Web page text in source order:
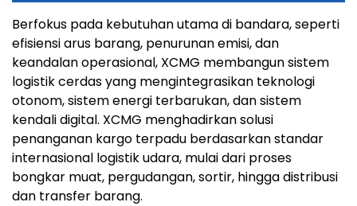
Berfokus pada kebutuhan utama di bandara, seperti
efisiensi arus barang, penurunan emisi, dan
keandalan operasional, XCMG membangun sistem
logistik cerdas yang mengintegrasikan teknologi
otonom, sistem energi terbarukan, dan sistem
kendali digital. XCMG menghadirkan solusi
penanganan kargo terpadu berdasarkan standar
internasional logistik udara, mulai dari proses
bongkar muat, pergudangan, sortir, hingga distribusi
dan transfer barang.